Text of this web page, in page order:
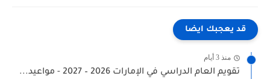
قد يعجبك ايضا
منذ 3 أيام
تقويم العام الدراسي في الإمارات 2026 – 2027 - مواعيد...